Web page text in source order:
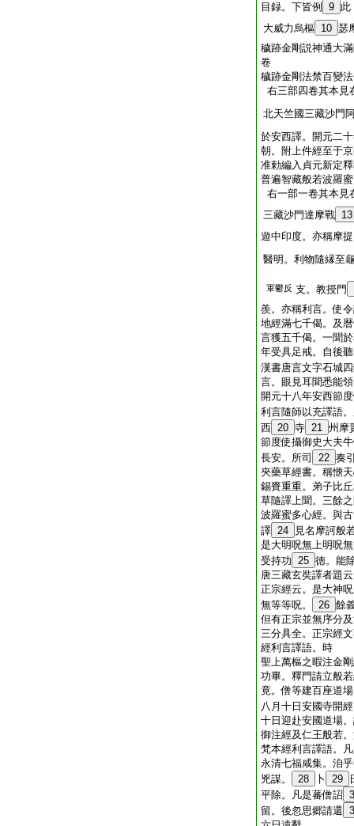
目録。下皆例
9 此
大威力烏樞 10 瑟
穢跡金剛説神通大
卷
穢跡金剛法禁百變
右三部四卷其本見
北天竺國三藏沙門
於安西譯。開元二
朝。附上件經至于
准勅編入貞元新定
普遍智藏般若波羅
右一部一卷其本見
三藏沙門達摩戰 13
遊中印度。亦稱摩
醫明。利物隨縁至
軍鬱反 支。教授門
羨。亦稱利言。使
地經滿七千偈。及
言獲五千偈。一聞
年受具足戒。自後
漢書唐言文字石城
言。眼見耳聞悉能
開元十八年安西節
利言隨師以充譯語
西 20 寺 21 州摩
節度使攝御史大夫
長安。所司
22 奏
夾藥草經書。稱愜
錫賚重重。弟子比
草隨譯上聞。三餘
波羅蜜多心經。與
譯 24
見名摩訶般
是大明呪無上明呪
受持功 25 徳。能
唐三藏玄奘譯者題
正宗經云。是大神
無等等呪。
26 餘
但有正宗並無序分
三分具全。正宗經
經利言譯語。時
聖上萬樞之暇注金
功畢。釋門請立般
竟。僧等建百座道
八月十日安國寺開
十日迎赴安國道場
御注經及仁王般若
梵本經利言譯語。
永清七福咸集。洎
兇謀。
28 卜 29
平除。凡是蕃僧詔
留。後忽思郷請還